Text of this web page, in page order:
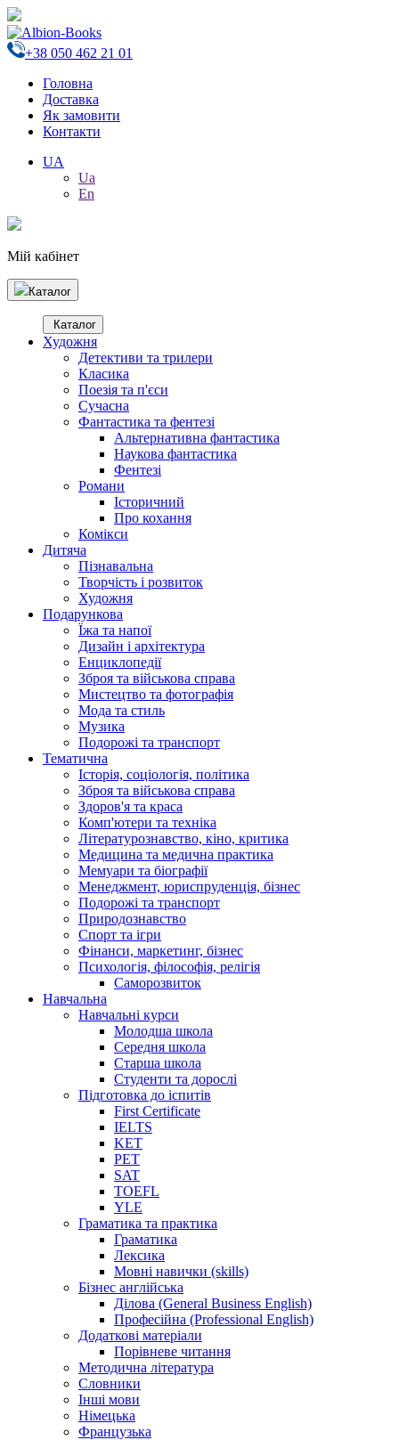
+38 050 462 21 01
Головна
Доставка
Як замовити
Контакти
UA
Ua
En
Мій кабінет
Каталог
Каталог
Художня
Детективи та трилери
Класика
Поезія та п'єси
Сучасна
Фантастика та фентезі
Альтернативна фантастика
Наукова фантастика
Фентезі
Романи
Історичний
Про кохання
Комікси
Дитяча
Пізнавальна
Творчість і розвиток
Художня
Подарункова
Їжа та напої
Дизайн і архітектура
Енциклопедії
Зброя та військова справа
Мистецтво та фотографія
Мода та стиль
Музика
Подорожі та транспорт
Тематична
Історія, соціологія, політика
Зброя та військова справа
Здоров'я та краса
Комп'ютери та техніка
Літературознавство, кіно, критика
Медицина та медична практика
Мемуари та біографії
Менеджмент, юриспруденція, бізнес
Подорожі та транспорт
Природознавство
Спорт та ігри
Фінанси, маркетинг, бізнес
Психологія, філософія, релігія
Саморозвиток
Навчальна
Навчальні курси
Молодша школа
Середня школа
Старша школа
Студенти та дорослі
Підготовка до іспитів
First Certificate
IELTS
KET
PET
SAT
TOEFL
YLE
Граматика та практика
Граматика
Лексика
Мовні навички (skills)
Бізнес англійська
Ділова (General Business English)
Професійна (Professional English)
Додаткові матеріали
Порівневе читання
Методична література
Словники
Інші мови
Німецька
Французька